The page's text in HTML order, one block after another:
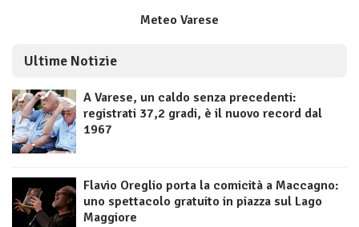
Meteo Varese
Ultime Notizie
A Varese, un caldo senza precedenti:
registrati 37,2 gradi, è il nuovo record dal
1967
Flavio Oreglio porta la comicità a Maccagno:
uno spettacolo gratuito in piazza sul Lago
Maggiore